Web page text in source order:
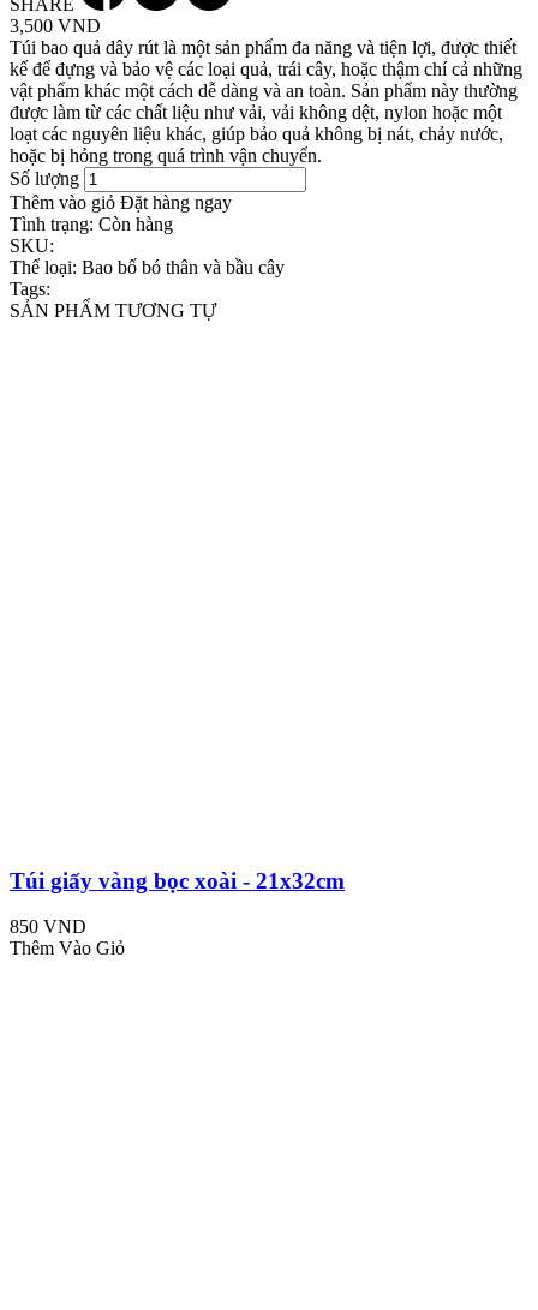
3,500 VND
Túi bao quả dây rút là một sản phẩm đa năng và tiện lợi, được thiết
kế để đựng và bảo vệ các loại quả, trái cây, hoặc thậm chí cả những
vật phẩm khác một cách dễ dàng và an toàn. Sản phẩm này thường
được làm từ các chất liệu như vải, vải không dệt, nylon hoặc một
loạt các nguyên liệu khác, giúp bảo quả không bị nát, chảy nước,
hoặc bị hỏng trong quá trình vận chuyển.
Số lượng
Thêm vào giỏ Đặt hàng ngay
Tình trạng: Còn hàng
SKU:
Thể loại: Bao bố bó thân và bầu cây
Tags:
SẢN PHẨM TƯƠNG TỰ
Túi giấy vàng bọc xoài - 21x32cm
850 VND
Thêm Vào Giỏ